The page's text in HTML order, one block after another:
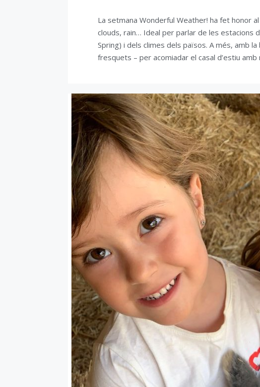
La setmana Wonderful Weather! ha fet honor
clouds, rain… Ideal per parlar de les estacions
Spring) i dels climes dels països. A més, amb
fresquets – per acomiadar el casal d’estiu